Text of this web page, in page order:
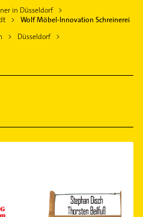
in Düsseldorf
Wolf Möbel-Innovation Schreinerei
Düsseldorf